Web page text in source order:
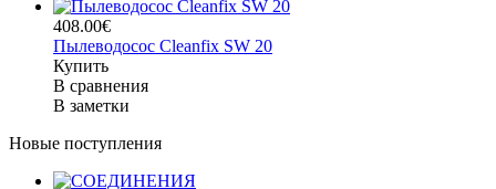
408.00€
Пылеводосос Cleanfix SW 20
Купить
В сравнения
В заметки
Новые поступления